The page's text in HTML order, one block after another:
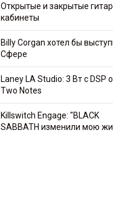
Открытые и закрытые
кабинеты
Billy Corgan хотел бы
Сфере
Laney LA Studio: 3 Вт с DSP
Two Notes
Killswitch Engage: "BLACK
SABBATH изменили мою